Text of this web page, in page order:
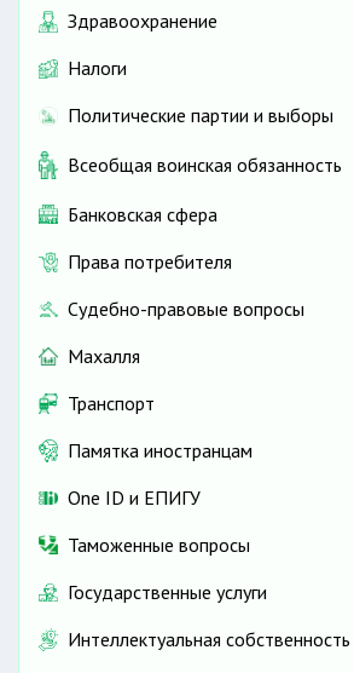
Здравоохранение
Налоги
Политические партии и выборы
Всеобщая воинская обязанность
Банковская сфера
Права потребителя
Судебно-правовые вопросы
Махалля
Транспорт
Памятка иностранцам
One ID и ЕПИГУ
Таможенные вопросы
Государственные услуги
Интеллектуальная собственность